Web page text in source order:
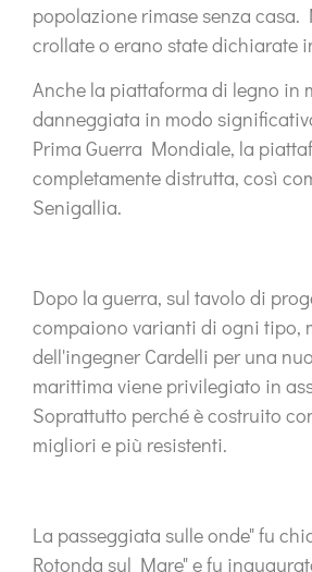
popolazione rimase senza casa.
crollate o erano state dichiarate
Anche la piattaforma di legno in
danneggiata in modo
Prima Guerra Mondiale, la
completamente distrutta, così
Senigallia.
Dopo la guerra, sul tavolo di
compaiono varianti di ogni tipo,
dell'ingegner Cardelli per una
marittima viene privilegiato in
Soprattutto perché è costruito
migliori e più resistenti.
La passeggiata sulle onde" fu
Rotonda sul Mare" e fu